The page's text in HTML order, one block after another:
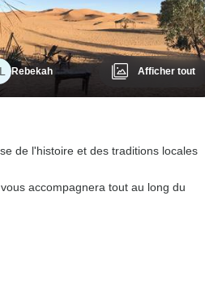
Rebekah Afficher tout
de l'histoire et des traditions locales
accompagnera tout au long du